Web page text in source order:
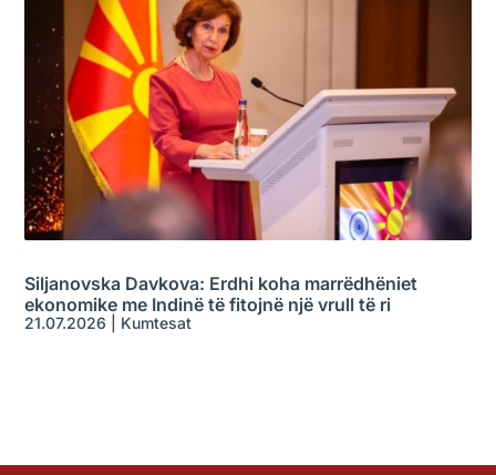
Siljanovska Davkova: Erdhi koha marrëdhëniet
ekonomike me Indinë të fitojnë një vrull të ri
21.07.2026 Kumtesat